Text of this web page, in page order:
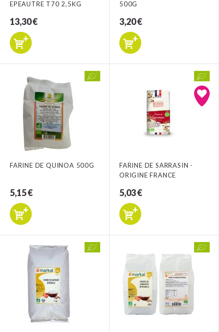
EPEAUTRE T70 2,5KG
13,30 €
500G
3,20 €
FARINE DE QUINOA 500G
5,15 €
FARINE DE SARRASIN -
ORIGINE FRANCE
5,03 €